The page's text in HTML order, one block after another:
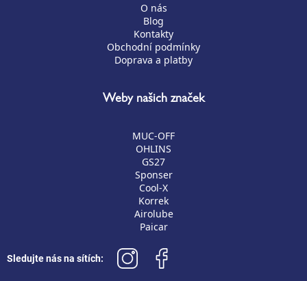
O nás
Blog
Kontakty
Obchodní podmínky
Doprava a platby
Weby našich značek
MUC-OFF
OHLINS
GS27
Sponser
Cool-X
Korrek
Airolube
Paicar
Sledujte nás na sítích: